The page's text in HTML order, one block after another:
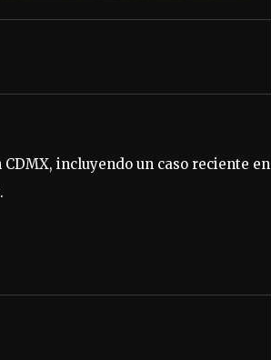
incluyendo un caso reciente en